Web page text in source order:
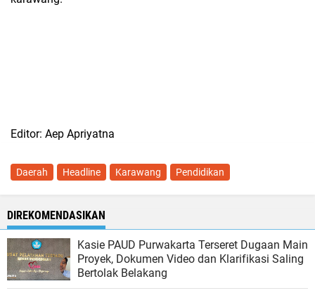
Editor: Aep Apriyatna
Daerah Headline Karawang Pendidikan
DIREKOMENDASIKAN
Kasie PAUD Purwakarta Terseret Dugaan Main
Proyek, Dokumen Video dan Klarifikasi Saling
Bertolak Belakang